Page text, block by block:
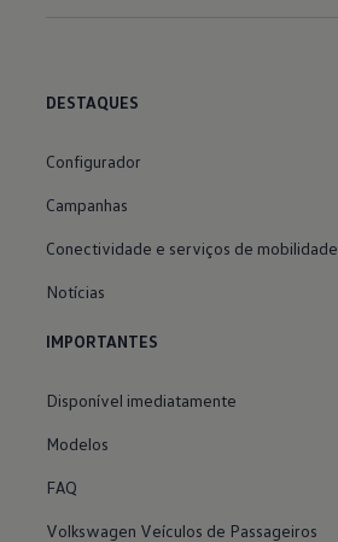
DESTAQUES
Configurador
Campanhas
Conectividade e serviços de mobilidade
Notícias
IMPORTANTES
Disponível imediatamente
Modelos
FAQ
Volkswagen Veículos de Passageiros